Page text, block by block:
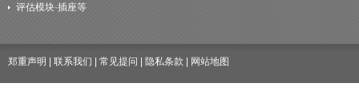
并且持续改善这些规定。
评估模块·插座等
郑重声明 | 联系我们 | 常见提问 | 隐私条款 | 网站地图